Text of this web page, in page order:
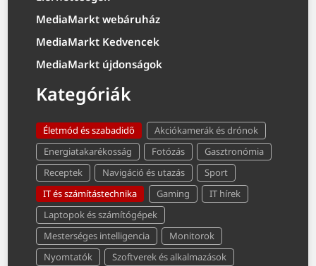
MediaMarkt webáruház
MediaMarkt Kedvencek
MediaMarkt újdonságok
Kategóriák
Életmód és szabadidő
Akciókamerák és drónok
Energiatakarékosság
Fotózás
Gasztronómia
Receptek
Navigáció és utazás
Sport
IT és számítástechnika
Gaming
IT hírek
Laptopok és számítógépek
Mesterséges intelligencia
Monitorok
Nyomtatók
Szoftverek és alkalmazások